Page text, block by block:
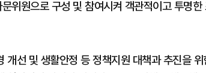
위원으로 구성 및 참여시켜 객관적이고 투명한
개선 및 생활안정 등 정책지원 대책과 추진을 위